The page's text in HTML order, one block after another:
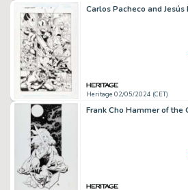
Heritage 02/05/2024 (CET)